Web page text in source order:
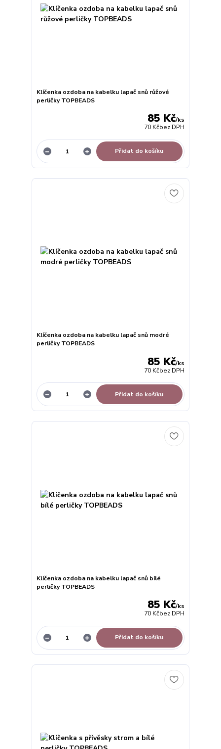
Klíčenka ozdoba na kabelku lapač snů růžové
perličky TOPBEADS
85 Kč/ks
70 Kčbez DPH
Přidat do košíku
Klíčenka ozdoba na kabelku lapač snů modré
perličky TOPBEADS
85 Kč/ks
70 Kčbez DPH
Přidat do košíku
Klíčenka ozdoba na kabelku lapač snů bílé
perličky TOPBEADS
85 Kč/ks
70 Kčbez DPH
Přidat do košíku